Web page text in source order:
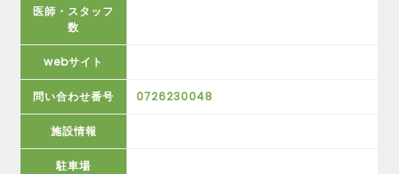
医師・スタッフ
数
webサイト
問い合わせ番号 0726230048
施設情報
駐車場